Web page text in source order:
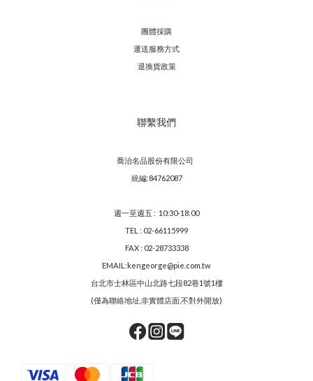
團體採購
運送服務方式
退換貨政策
聯繫我們
喬治名品股份有限公司
統編:84762087
週一至週五 : 10:30-18:00
TEL : 02-66115999
FAX : 02-28733338
EMAIL:kengeorge@pie.com.tw
台北市士林區中山北路七段82巷1號1樓
(僅為聯絡地址,非實體店面,不對外開放)